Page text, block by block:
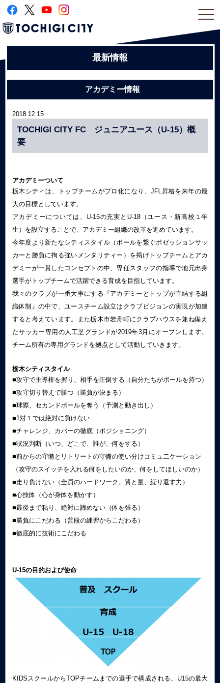
最新情報
アカデミー情報
2018.12.15
TOCHIGI CITY FC ジュニアユース（U-15）概
要
アカデミーついて
栃木シティは、トップチームがプロ化になり、JFL昇格を来年の最
大の目標としています。
アカデミーについては、U‐15の充実とU‐18（ユース・新⾼校１年
⽣）を設⽴することで、アカデミー組織の改革を進めています。
今年度より新たなシティスタイル（ボールを繋ぐポゼッションサッ
カーと勝負に拘る強いメンタリティー）を掲げトップチームとアカ
デミーが一貫したコンセプトの中、専任スタッフの指導で地元出身
選⼿がトップチームで活躍できる育成を目指しています。
我々のクラブが一番大事にする『アカデミーとトップが直結する組
織体制』の中で、ユースチーム設⽴はクラブビジョンの実現が加速
すると考えています。また栃木市岩舟町にクラブハウスを兼ね備え
たサッカー専用の人工芝グランドが2019年3月にオープンします。
チーム所有の専用グランドを拠点として活動していきます。
栃木シティスタイル
■攻守で主導権を握り、相手を圧倒する（自分たちがボールを持つ）
■攻守切り替えで勝つ（勝負が決まる）
■球際、セカンドボールを奪う（予測と動き出し）
■1対１では絶対に負けない
■チャレンジ、カバーの徹底（ポジショニング）
■状況判断（いつ、どこで、誰が、何をする）
■前からの守備とリトリートの守備の使い分けコミュ二ケーション
（攻守のスイッチを⼊れる何をしたいのか、何をしてほしいのか）
■⾛り負けない（全員のハードワーク、質と量、繰り返す⼒）
■心技体（心が身体を動かす）
■最後まで粘り、絶対に諦めない（体を張る）
■勝負にこだわる（普段の練習からこだわる）
■徹底的に技術にこだわる
U-15の目的および使命
KIDSスクールからTOPチームまでの選手で構成される。U15の最⼤